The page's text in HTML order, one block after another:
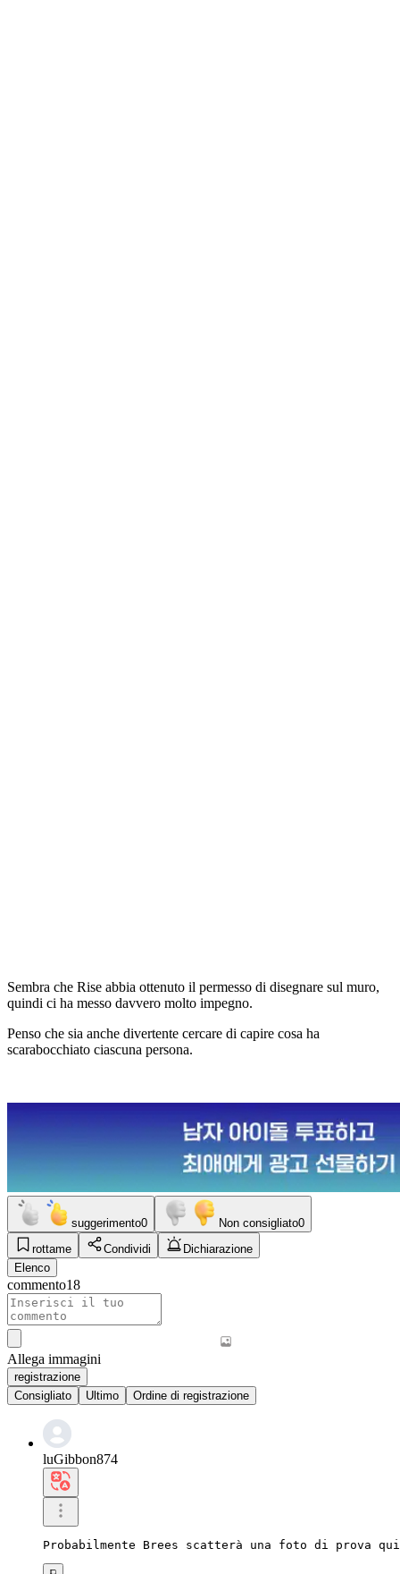
Sembra che Rise abbia ottenuto il permesso di disegnare sul muro,
quindi ci ha messo davvero molto impegno.
Penso che sia anche divertente cercare di capire cosa ha
scarabocchiato ciascuna persona.
suggerimento0 Non consigliato0
rottame
Condividi
Dichiarazione
Elenco
commento18
Allega immagini
registrazione
Consigliato
Ultimo Ordine di registrazione
luGibbon874
Probabilmente Brees scatterà una foto di prova